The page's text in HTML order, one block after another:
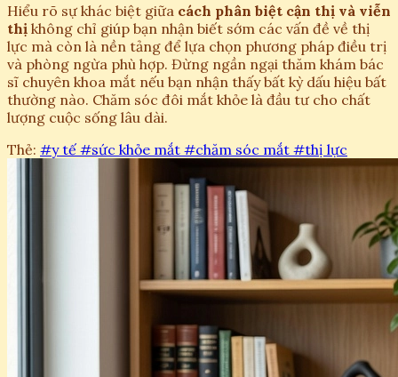
Hiểu rõ sự khác biệt giữa cách phân biệt cận thị và viễn
thị không chỉ giúp bạn nhận biết sớm các vấn đề về thị
lực mà còn là nền tảng để lựa chọn phương pháp điều trị
và phòng ngừa phù hợp. Đừng ngần ngại thăm khám bác
sĩ chuyên khoa mắt nếu bạn nhận thấy bất kỳ dấu hiệu bất
thường nào. Chăm sóc đôi mắt khỏe là đầu tư cho chất
lượng cuộc sống lâu dài.
Thẻ: #y tế #sức khỏe mắt #chăm sóc mắt #thị lực